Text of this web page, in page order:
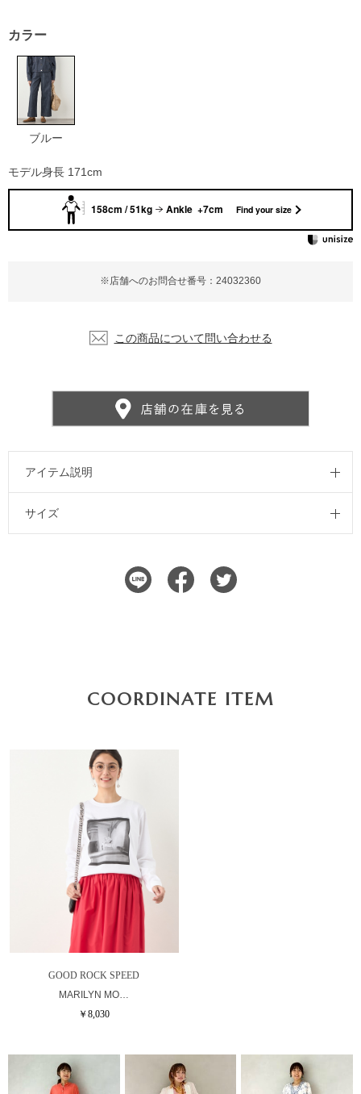
※店舗へのお問合せ番号：24032360
カラー
ブルー
この商品について問い合わせる
モデル身長 171cm
アイテム説明
サイズ
158cm / 51kg Ankle +7cm Find your size
COORDINATE ITEM
GOOD ROCK SPEED
MARILYN MO…
￥8,030